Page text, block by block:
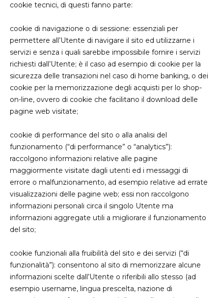
cookie tecnici, di questi fanno parte:
cookie di navigazione o di sessione: essenziali per
permettere all’Utente di navigare il sito ed utilizzarne i
servizi e senza i quali sarebbe impossibile fornire i servizi
richiesti dall’Utente; è il caso ad esempio di cookie per la
sicurezza delle transazioni nel caso di home banking, o dei
cookie per la memorizzazione degli acquisti per lo shop-
on-line, ovvero di cookie che facilitano il download delle
pagine web visitate;
cookie di performance del sito o alla analisi del
funzionamento (“di performance” o “analytics”):
raccolgono informazioni relative alle pagine
maggiormente visitate dagli utenti ed i messaggi di
errore o malfunzionamento, ad esempio relative ad errate
visualizzazioni delle pagine web; essi non raccolgono
informazioni personali circa il singolo Utente ma
informazioni aggregate utili a migliorare il funzionamento
del sito;
cookie funzionali alla fruibilità del sito e dei servizi (“di
funzionalità”): consentono al sito di memorizzare alcune
informazioni scelte dall’Utente o riferibili allo stesso (ad
esempio username, lingua prescelta, nazione di